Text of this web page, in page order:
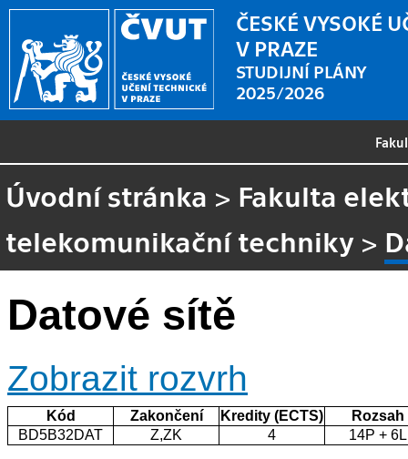
ČESKÉ VYSOKÉ
V PRAZE
STUDIJNÍ PLÁNY
2025/2026
Úvodní stránka > Fakulta
telekomunikační techniky >
Datové sítě
Zobrazit rozvrh
Kód Zakončení Kredity (ECTS)
Rozsah
BD5B32DAT
Z,ZK 4 14P + 6L